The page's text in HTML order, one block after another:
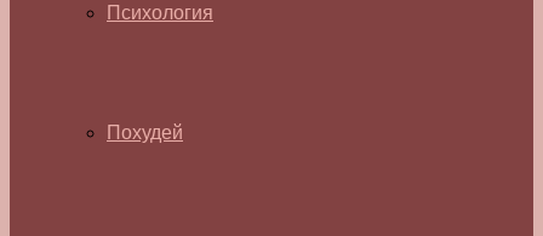
Психология
Похудей